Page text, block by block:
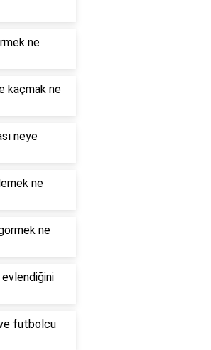
ne
kaçmak ne
neye
ne
ne
evlendiğini
futbolcu